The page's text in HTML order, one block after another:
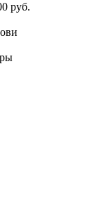
руб.